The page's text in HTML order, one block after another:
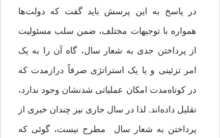
در پاسخ به این پرسش باید گفت که دولت‌ها
همواره با توجیهات مختلف، ضمن سلب مسئولیت
از پرداختن جدی به شعار سال، گاه آن را به یک
امر تزئینی و یا یک استراتژی صرفاً درازمدت که
در کوتاه‌مدت ‌امکان عملیاتی شدنشان وجود ندارد،
تقلیل داده‌اند. لذا در سال جاری نیز چندان خبری از
پرداختن به شعار سال مطرح نیست، گوئی که